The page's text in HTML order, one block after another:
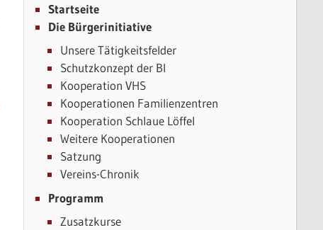
Startseite
Die Bürgerinitiative
Unsere Tätigkeitsfelder
Schutzkonzept der BI
Kooperation VHS
Kooperationen Familienzentren
Kooperation Schlaue Löffel
Weitere Kooperationen
Satzung
Vereins-Chronik
Programm
Zusatzkurse